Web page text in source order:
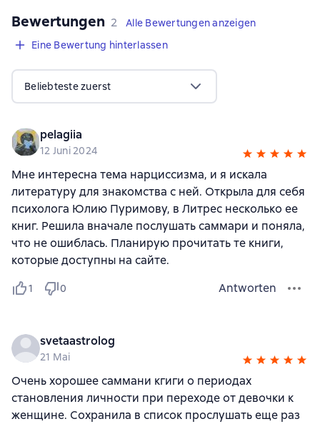
Bewertungen 2 Bewertungen
2
Alle Bewertungen anzeigen
Eine Bewertung hinterlassen
Beliebteste zuerst
pelagiia
12 Juni 2024
Мне интересна тема нарциссизма, и я искала
литературу для знакомства с ней. Открыла для себя
психолога Юлию Пуримову, в Литрес несколько ее
книг. Решила вначале послушать саммари и поняла,
что не ошиблась. Планирую прочитать те книги,
которые доступны на сайте.
1 0 Antworten
svetaastrolog
21 Mai
Очень хорошее саммани кгиги о периодах
становления личности при переходе от девочки к
женщине. Сохранила в список прослушать еще раз